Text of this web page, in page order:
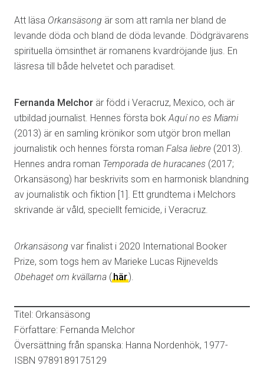
Att läsa Orkansäsong är som att ramla ner bland de
levande döda och bland de döda levande. Dödgrävarens
spirituella ömsinthet är romanens kvardröjande ljus. En
läsresa till både helvetet och paradiset.
Fernanda Melchor är född i Veracruz, Mexico, och är
utbildad journalist. Hennes första bokAquí no es Miami
(2013) är en samling krönikor som utgör bron mellan
journalistik och hennes första roman Falsa liebre (2013).
Hennes andra roman Temporada de huracanes (2017;
Orkansäsong) har beskrivits som en harmonisk blandning
av journalistik och fiktion [1]. Ett grundtema i Melchors
skrivande är våld, speciellt femicide, i Veracruz.
Orkansäsong var finalist i 2020 International Booker
Prize, som togs hem av Marieke Lucas Rijnevelds
Obehaget om kvällarna (här).
Titel: Orkansäsong
Författare: Fernanda Melchor
Översättning från spanska: Hanna Nordenhök, 1977-
ISBN 9789189175129